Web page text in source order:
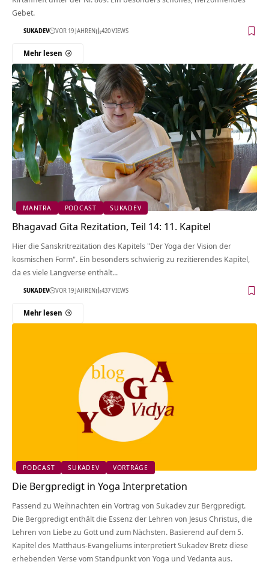
Gebet.
SUKADEV VOR 19 JAHREN 420 VIEWS
Mehr lesen
MANTRA PODCAST SUKADEV
Bhagavad Gita Rezitation, Teil 14: 11. Kapitel
Hier die Sanskritrezitation des Kapitels "Der Yoga der Vision der
kosmischen Form". Ein besonders schwierig zu rezitierendes Kapitel,
da es viele Langverse enthält...
SUKADEV VOR 19 JAHREN 437 VIEWS
Mehr lesen
PODCAST SUKADEV VORTRÄGE
Die Bergpredigt in Yoga Interpretation
Passend zu Weihnachten ein Vortrag von Sukadev zur Bergpredigt.
Die Bergpredigt enthält die Essenz der Lehren von Jesus Christus, die
Lehren von Liebe zu Gott und zum Nächsten. Basierend auf dem 5.
Kapitel des Matthäus-Evangeliums interpretiert Sukadev Bretz diese
erhebenden Verse vom Standpunkt von Yoga und Vedanta aus.